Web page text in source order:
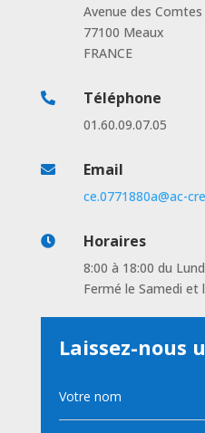
Avenue des
77100 Meaux
FRANCE
 Téléphone
01.60.09.07.05
 Email
ce.0771880a@ac-
 Horaires
8:00 à 18:00 du
Fermé le Samedi et
Laissez-nous